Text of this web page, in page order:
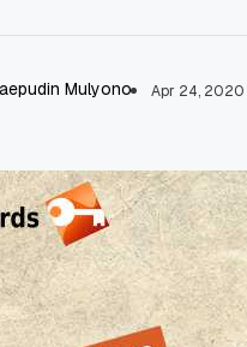
Mulyono Apr 24, 2020